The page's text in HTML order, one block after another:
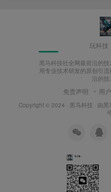
玩科技
黑马科技社全网最前沿的
用专业技术研发的原创引
沿的
免责声明 用
Copyright © 2024 · 黑马科技 · 由黑